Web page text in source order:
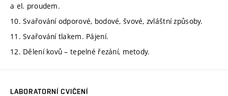
a el. proudem.
10. Svařování odporové, bodové, švové, zvláštní způsoby.
11. Svařování tlakem. Pájení.
12. Dělení kovů – tepelné řezání, metody.
LABORATORNÍ CVIČENÍ